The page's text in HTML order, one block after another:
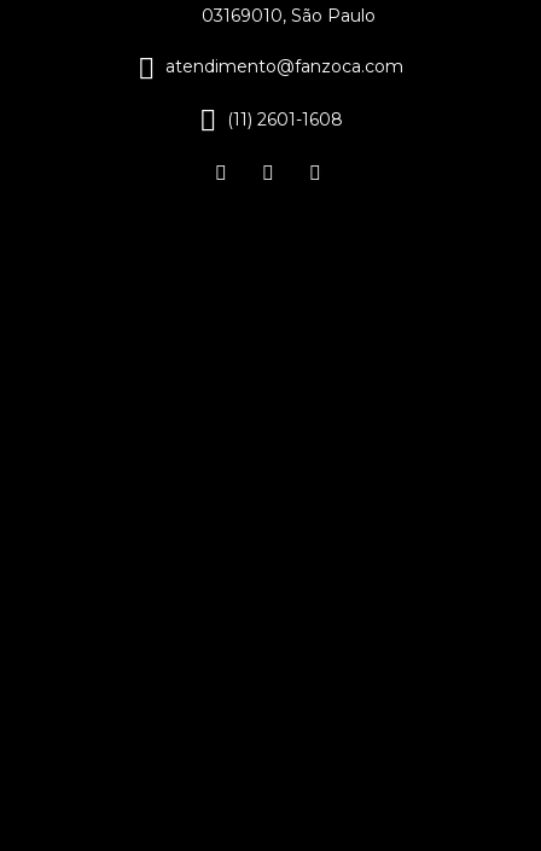
03169010, São Paulo
atendimento@fanzoca.com
(11) 2601-1608